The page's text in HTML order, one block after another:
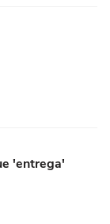
'entrega'